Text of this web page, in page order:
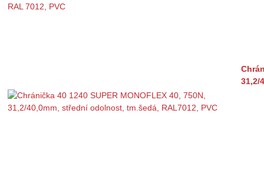
31,2/